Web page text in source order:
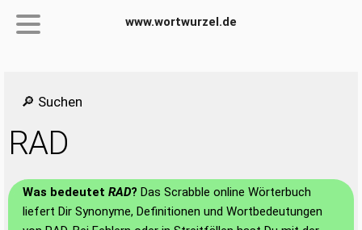
www.wortwurzel.de
🔎 Suchen
RAD
Was bedeutet RAD? Das Scrabble online Wörterbuch
liefert Dir Synonyme, Definitionen und Wortbedeutungen